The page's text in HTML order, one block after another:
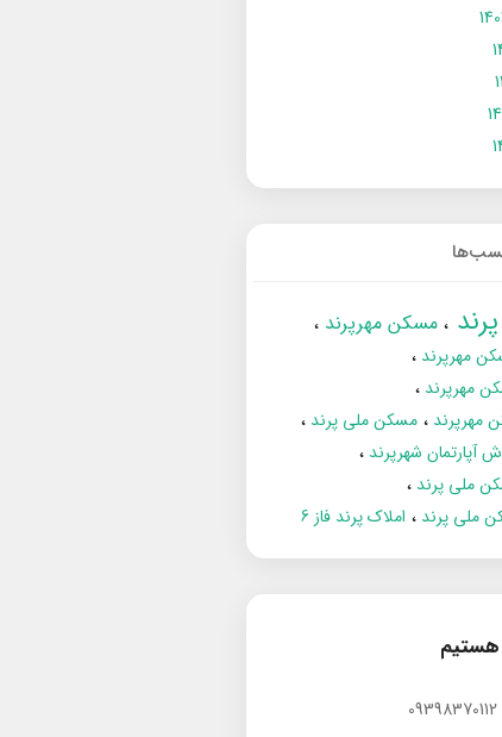
مسکن مهرپرند
مهرپرند
مهرپرند
مهرپرند
مسکن ملی پرند
آپارتمان شهرپرند
ملی پرند
ملی پرند
املاک پرند فاز 6